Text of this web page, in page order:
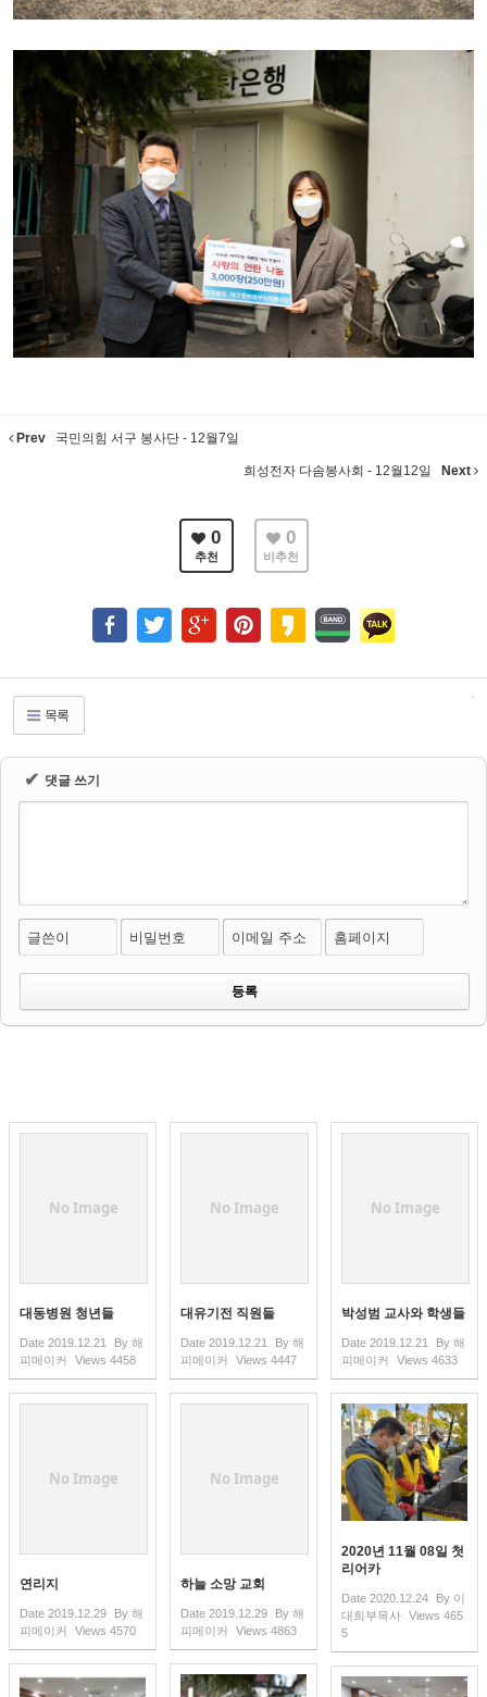
Prev 국민의힘 서구 봉사단 - 12월7일
희성전자 다솜봉사회 - 12월12일 Next
0
추천
0
비추천
목록
✔ 댓글 쓰기
글쓴이 비밀번호 이메일 주소 홈페이지
No Image
대동병원 청년들
Date 2019.12.21 By 해
피메이커
Views 4458
No Image
대유기전 직원들
Date 2019.12.21 By 해
피메이커
Views 4447
No Image
박성범 교사와 학생들
Date 2019.12.21 By 해
피메이커
Views 4633
No Image
연리지
Date 2019.12.29 By 해
피메이커
Views 4570
No Image
하늘 소망 교회
Date 2019.12.29 By 해
피메이커
Views 4863
2020년 11월 08일 첫
리어카
Date 2020.12.24 By 이
대희부목사 Views 465
5